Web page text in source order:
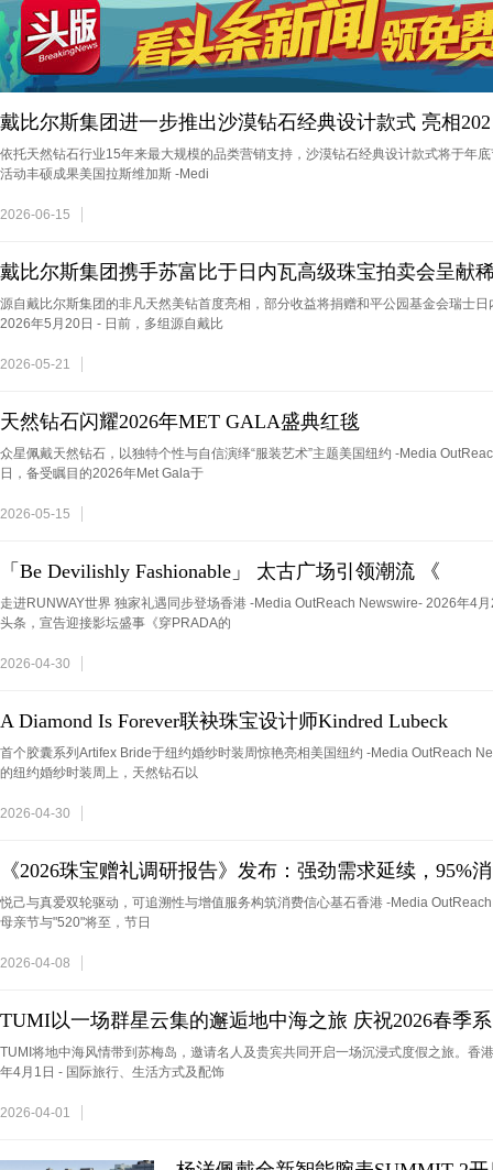
戴比尔斯集团进一步推出沙漠钻石经典设计款式 亮相202
依托天然钻石行业15年来最大规模的品类营销支持，沙漠钻石经典设计款式将于年
活动丰硕成果美国拉斯维加斯 -Medi
2026-06-15
戴比尔斯集团携手苏富比于日内瓦高级珠宝拍卖会呈献
源自戴比尔斯集团的非凡天然美钻首度亮相，部分收益将捐赠和平公园基金会瑞士
2026年5月20日 - 日前，多组源自戴比
2026-05-21
天然钻石闪耀2026年MET GALA盛典红毯
众星佩戴天然钻石，以独特个性与自信演绎“服装艺术”主题美国纽约 -Media
日，备受瞩目的2026年Met Gala于
2026-05-15
「Be Devilishly Fashionable」 太古广场引领潮流 《
走进RUNWAY世界 独家礼遇同步登场香港 -Media OutReach Newswire- 2026年4
头条，宣告迎接影坛盛事《穿PRADA的
2026-04-30
A Diamond Is Forever联袂珠宝设计师Kindred Lubeck
首个胶囊系列Artifex Bride于纽约婚纱时装周惊艳亮相美国纽约 -Media OutReach
的纽约婚纱时装周上，天然钻石以
2026-04-30
《2026珠宝赠礼调研报告》发布：强劲需求延续，95%消
悦己与真爱双轮驱动，可追溯性与增值服务构筑消费信心基石香港 -Media
母亲节与"520"将至，节日
2026-04-08
TUMI以一场群星云集的邂逅地中海之旅 庆祝2026春季系
TUMI将地中海风情带到苏梅岛，邀请名人及贵宾共同开启一场沉浸式度假之旅。香
年4月1日 - 国际旅行、生活方式及配饰
2026-04-01